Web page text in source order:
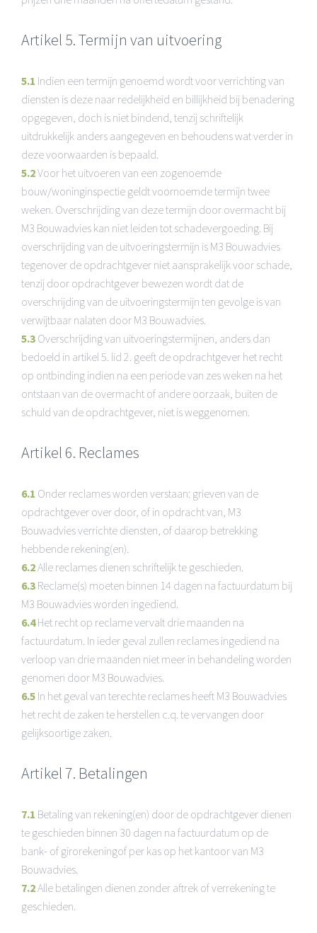
Artikel 5. Termijn van uitvoering
5.1 Indien een termijn genoemd wordt voor verrichting van
diensten is deze naar redelijkheid en billijkheid bij benadering
opgegeven, doch is niet bindend, tenzij schriftelijk
uitdrukkelijk anders aangegeven en behoudens wat verder in
deze voorwaarden is bepaald.
5.2Voor het uitvoeren van een zogenoemde
bouw/woninginspectie geldt voornoemde termijn twee
weken. Overschrijding van deze termijn door overmacht bij
M3 Bouwadvies kan niet leiden tot schadevergoeding. Bij
overschrijding van de uitvoeringstermijn is M3 Bouwadvies
tegenover de opdrachtgever niet aansprakelijk voor schade,
tenzij door opdrachtgever bewezen wordt dat de
overschrijding van de uitvoeringstermijn ten gevolge is van
verwijtbaar nalaten door M3 Bouwadvies.
5.3 Overschrijding van uitvoeringstermijnen, anders dan
bedoeld in artikel 5. lid 2. geeft de opdrachtgever het recht
op ontbinding indien na een periode van zes weken na het
ontstaan van de overmacht of andere oorzaak, buiten de
schuld van de opdrachtgever, niet is weggenomen.
Artikel 6. Reclames
6.1 Onder reclames worden verstaan: grieven van de
opdrachtgever over door, of in opdracht van, M3
Bouwadvies verrichte diensten, of daarop betrekking
hebbende rekening(en).
6.2Alle reclames dienen schriftelijk te geschieden.
6.3 Reclame(s) moeten binnen 14 dagen na factuurdatum bij
M3 Bouwadvies worden ingediend.
6.4Het recht op reclame vervalt drie maanden na
factuurdatum. In ieder geval zullen reclames ingediend na
verloop van drie maanden niet meer in behandeling worden
genomen door M3 Bouwadvies.
6.5 In het geval van terechte reclames heeft M3 Bouwadvies
het recht de zaken te herstellen c.q. te vervangen door
gelijksoortige zaken.
Artikel 7. Betalingen
7.1 Betaling van rekening(en) door de opdrachtgever dienen
te geschieden binnen 30 dagen na factuurdatum op de
bank- of girorekeningof per kas op het kantoor van M3
Bouwadvies.
7.2Alle betalingen dienen zonder aftrek of verrekening te
geschieden.